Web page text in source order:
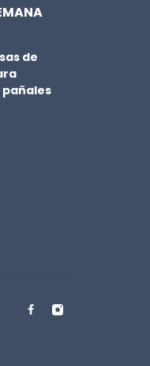
de